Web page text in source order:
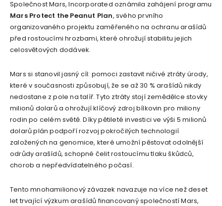
Společnost Mars, Incorporated oznámila zahájení programu
Mars Protect the Peanut Plan, svého prvního
organizovaného projektu zaměřeného na ochranu arašídů
před rostoucími hrozbami, které ohrožují stabilitu jejich
celosvětových dodávek.
Mars si stanovil jasný cíl: pomoci zastavit ničivé ztráty úrody,
které v současnosti způsobují, že se až 30 % arašídů nikdy
nedostane z pole na talíř. Tyto ztráty stojí zemědělce stovky
milionů dolarů a ohrožují klíčový zdroj bílkovin pro miliony
rodin po celém světě. Díky pětileté investici ve výši 5 milionů
dolarů plán podpoří rozvoj pokročilých technologií
založených na genomice, které umožní pěstovat odolnější
odrůdy arašídů, schopné čelit rostoucímu tlaku škůdců,
chorob a nepředvídatelného počasí.
Tento mnohamilionový závazek navazuje na více než deset
let trvající výzkum arašídů financovaný společností Mars,